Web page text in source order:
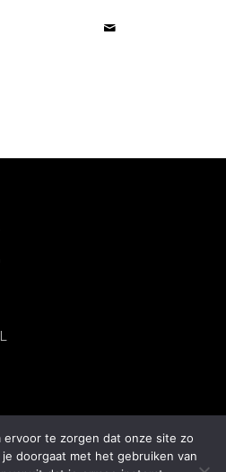
Horses
ervoor te zorgen dat onze site zo
doorgaat met het gebruiken van